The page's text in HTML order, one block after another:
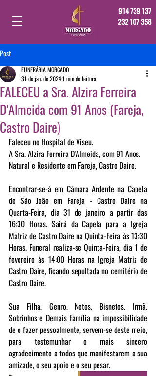
914 739 137
232 107 358
Post
FALECEU a Sra. Alzira Ferreira
D'Almeida com 91 Anos (Fareja,
Castro Daire)
FUNERÁRIA MORGADO
31 de jan. de 20241 min de leitura
Faleceu no Hospital de Viseu.
A Sra. Alzira Ferreira D'Almeida, com 91 Anos.
Natural e Residente em Fareja, Castro Daire.
Encontrar-se-á em Câmara Ardente na Capela
de São João em Fareja - Castro Daire na
Quarta-Feira, dia 31 de janeiro a partir das
16:30 Horas. Sairá da Capela para a Igreja
Matriz de Castro Daire na Quinta-Feira às 13:30
Horas. Funeral realiza-se Quinta-Feira, dia 1 de
fevereiro às 14:00 Horas na Igreja Matriz de
Castro Daire, ficando sepultada no cemitério de
Castro Daire.
Sua Filha, Genro, Netos, Bisnetos, Irmã,
Sobrinhos e Demais Família na impossibilidade
de o fazer pessoalmente, servem-se deste meio,
para testemunhar o mais sincero
agradecimento a todos que manifestarem a sua
amizade, o seu apoio e o seu pesar.